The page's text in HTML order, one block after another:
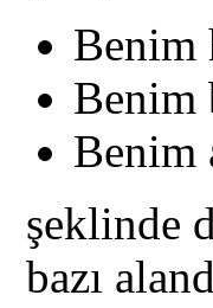
Benim
Benim
Benim
şeklinde
bazı